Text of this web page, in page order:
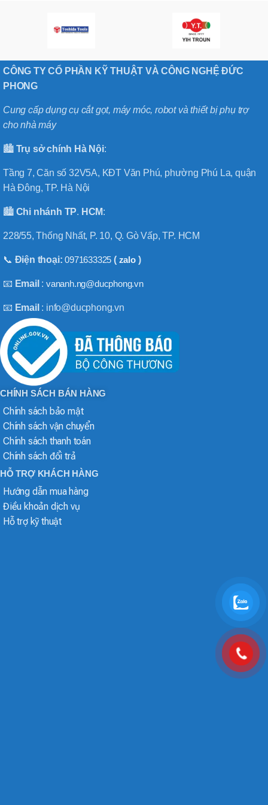
CÔNG TY CỔ PHẦN KỸ THUẬT VÀ CÔNG NGHỆ ĐỨC
PHONG
Cung cấp dụng cụ cắt gọt, máy móc, robot và thiết bị phụ trợ
cho nhà máy
🏙️ Trụ sở chính Hà Nội:
Tầng 7, Căn số 32V5A, KĐT Văn Phú, phường Phú La, quận
Hà Đông, TP. Hà Nội
🏙️ Chi nhánh TP. HCM:
228/55, Thống Nhất, P. 10, Q. Gò Vấp, TP. HCM
📞 Điện thoại:0971633325 ( zalo)
📧 Email :vananh.ng@ducphong.vn
📧 Email : info@ducphong.vn
CHÍNH SÁCH BÁN HÀNG
Chính sách bảo mật
Chính sách vận chuyển
Chính sách thanh toán
Chính sách đổi trả
HỖ TRỢ KHÁCH HÀNG
Hướng dẫn mua hàng
Điều khoản dịch vụ
Hỗ trợ kỹ thuật